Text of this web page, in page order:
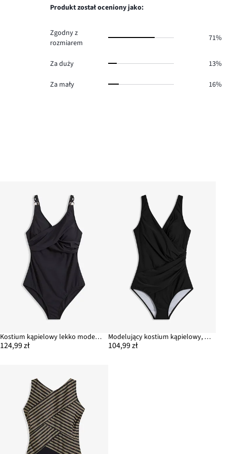
4.
głosów
Produkt został oceniony jako:
Zgodny z
rozmiarem
71%
Za duży 13%
Za mały 16%
Kostium kąpielowy lekko modelujący sylwetkę
124,99 zł
Modelujący kostium kąpielowy, średni stopień modelowania sylwetki, z dekoltem kopertowym
104,99 zł